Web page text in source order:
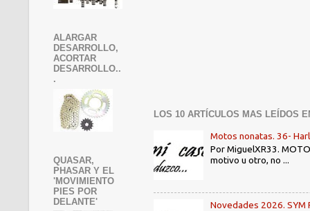
LOS 10 ARTÍCULOS MAS LEÍDOS
Motos nonatas. 36-
Por MiguelXR33.
motivo u otro, no ...
Novedades 2026. SYM
ALARGAR
DESARROLLO,
ACORTAR
DESARROLLO..
.
QUASAR,
PHASAR Y EL
'MOVIMIENTO
PIES POR
DELANTE'